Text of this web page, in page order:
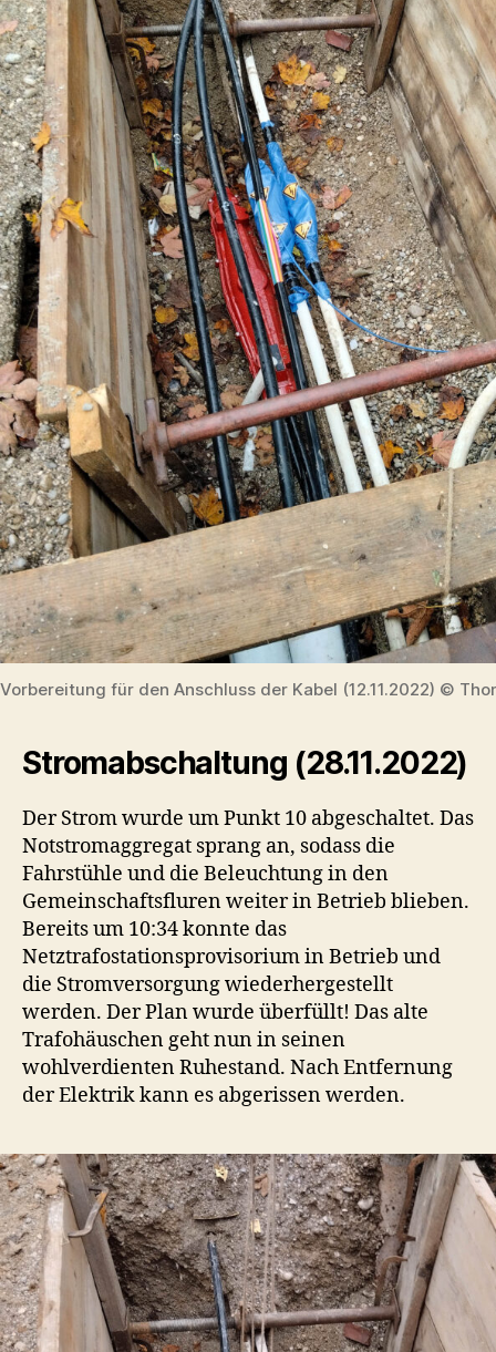
Vorbereitung für den Anschluss der Kabel (12.11.2022) ©
Stromabschaltung (28.11.2022)
Der Strom wurde um Punkt 10 abgeschaltet. Das
Notstromaggregat sprang an, sodass die
Fahrstühle und die Beleuchtung in den
Gemeinschaftsfluren weiter in Betrieb blieben.
Bereits um 10:34 konnte das
Netztrafostationsprovisorium in Betrieb und
die Stromversorgung wiederhergestellt
werden. Der Plan wurde überfüllt! Das alte
Trafohäuschen geht nun in seinen
wohlverdienten Ruhestand. Nach Entfernung
der Elektrik kann es abgerissen werden.